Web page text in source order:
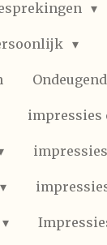
impressies